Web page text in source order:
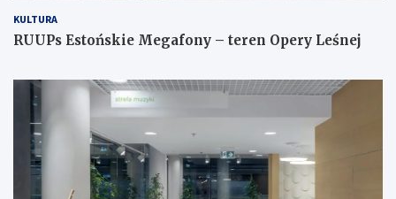
KULTURA
RUUPs Estońskie Megafony – teren Opery Leśnej